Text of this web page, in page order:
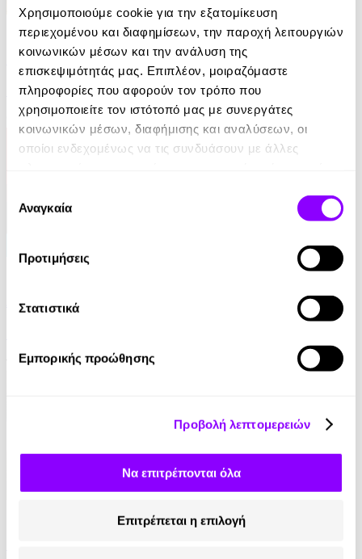
Χρησιμοποιούμε cookie για την εξατομίκευση
περιεχομένου και διαφημίσεων, την παροχή λειτουργιών
κοινωνικών μέσων και την ανάλυση της
επισκεψιμότητάς μας. Επιπλέον, μοιραζόμαστε
πληροφορίες που αφορούν τον τρόπο που
χρησιμοποιείτε τον ιστότοπό μας με συνεργάτες
κοινωνικών μέσων, διαφήμισης και αναλύσεων, οι
οποίοι ενδεχομένως να τις συνδυάσουν με άλλες
των υπηρεσιών τους.
συγκατάθεσης
Αναγκαία
Προτιμήσεις
Στατιστικά
Εμπορικής προώθησης
Προβολή λεπτομερειών
Να επιτρέπονται όλα
Επιτρέπεται η επιλογή
eBook
Η απαγωγή της Τασούλας
Τάσος Κοντογιαννίδης
9.99€
eBook
Από ήλιο σε ήλιο: Αποσπερίτης
13.99€